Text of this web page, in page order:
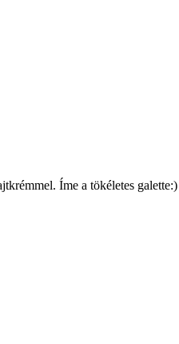
Íme a tökéletes galette:)